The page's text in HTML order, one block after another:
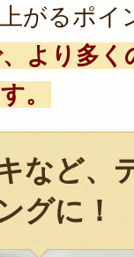
がるポイ
より多く
。
など、
グに！